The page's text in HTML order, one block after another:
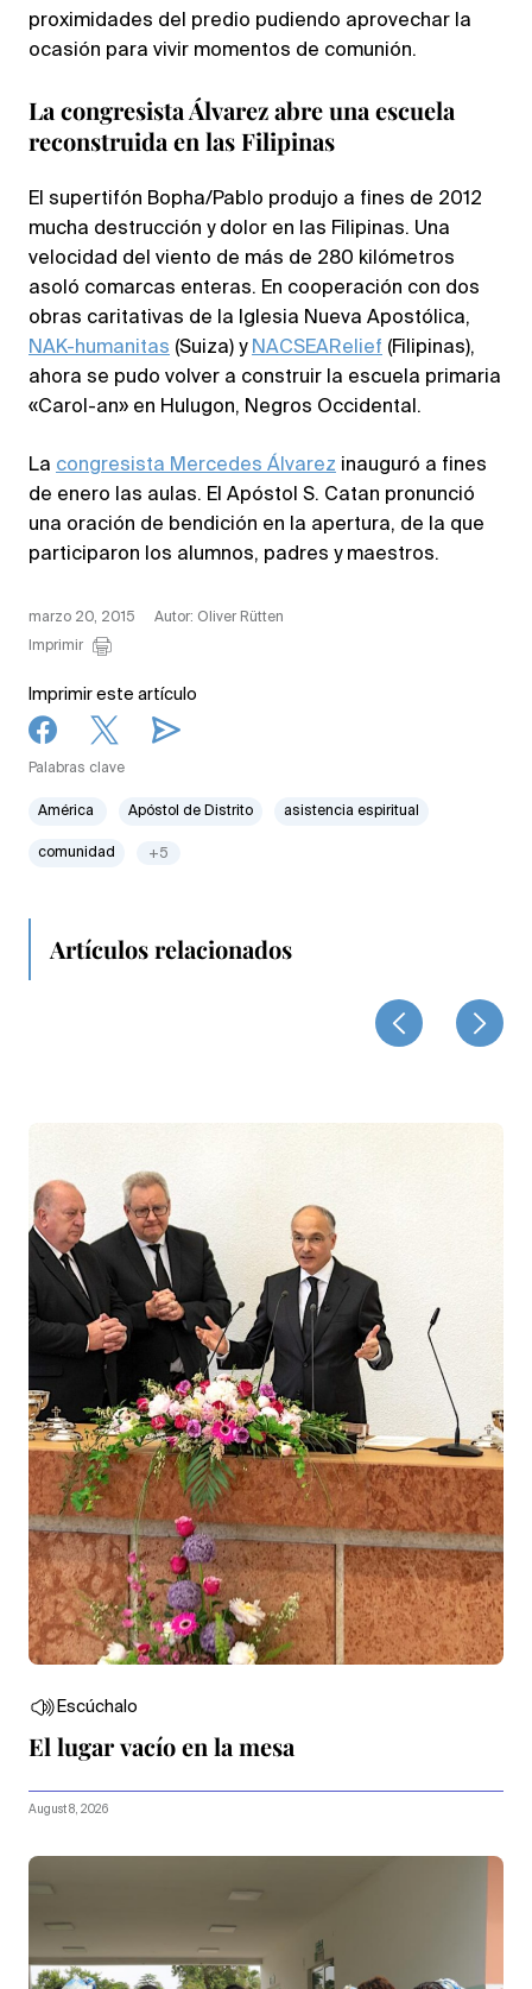
proximidades del predio pudiendo aprovechar la
ocasión para vivir momentos de comunión.
La congresista Álvarez abre una escuela
reconstruida en las Filipinas
El supertifón Bopha/Pablo produjo a fines de 2012
mucha destrucción y dolor en las Filipinas. Una
velocidad del viento de más de 280 kilómetros
asoló comarcas enteras. En cooperación con dos
obras caritativas de la Iglesia Nueva Apostólica,
NAK-humanitas (Suiza) y NACSEARelief (Filipinas),
ahora se pudo volver a construir la escuela primaria
«Carol-an» en Hulugon, Negros Occidental.
La congresista Mercedes Álvarez inauguró a fines
de enero las aulas. El Apóstol S. Catan pronunció
una oración de bendición en la apertura, de la que
participaron los alumnos, padres y maestros.
marzo 20, 2015
Autor: Oliver Rütten
Imprimir
Imprimir este artículo
Palabras clave
América Apóstol de Distrito asistencia espiritual
comunidad +5
Artículos relacionados
Escúchalo
El lugar vacío en la mesa
August 8, 2026